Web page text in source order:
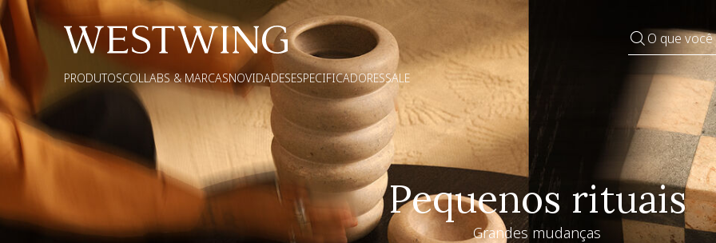
O que
PRODUTOSCOLLABS & MARCASNOVIDADESESPECIFICADORESSALE
Pequenos rituais
Grandes mudanças